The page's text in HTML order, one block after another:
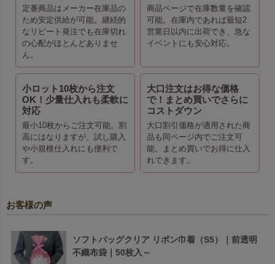
定番商品はメーカー在庫品の
ため安定供給が可能。継続的
なリピート発注でも在庫切れ
の心配がほとんどありませ
ん。
商品ページで在庫数量を確認
可能。在庫内であれば最短2
営業日以内に出荷でき、急な
イベントにも安心対応。
小ロット10枚から注文
OK！少量仕入れも柔軟に
対応
最小10枚からご注文可能。割
高にはなりますが、試し購入
や小規模仕入れにも便利で
す。
大口注文はお得な価格
で！まとめ買いでさらに
コストダウン
大口割引価格が適用された商
品も同ページ内でご注文可
能。まとめ買いでお得に仕入
れできます。
お客様の声
ソフトバッグクリア リボン巾着（S5）｜前透明
不織布袋｜50枚入～